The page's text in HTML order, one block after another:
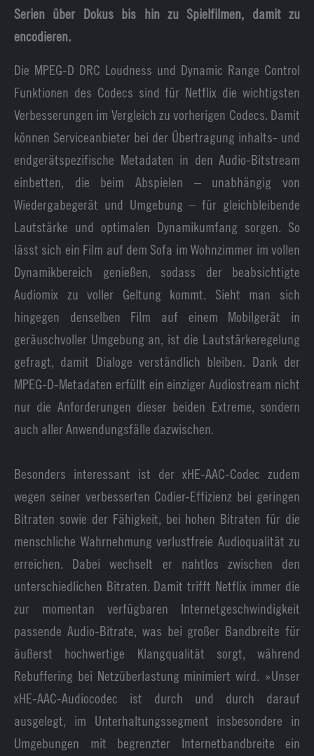
Serien über Dokus bis hin zu Spielfilmen, damit zu
encodieren.
Die MPEG-D DRC Loudness und Dynamic Range Control
Funktionen des Codecs sind für Netflix die wichtigsten
Verbesserungen im Vergleich zu vorherigen Codecs. Damit
können Serviceanbieter bei der Übertragung inhalts- und
endgerätspezifische Metadaten in den Audio-Bitstream
einbetten, die beim Abspielen – unabhängig von
Wiedergabegerät und Umgebung – für gleichbleibende
Lautstärke und optimalen Dynamikumfang sorgen. So
lässt sich ein Film auf dem Sofa im Wohnzimmer im vollen
Dynamikbereich genießen, sodass der beabsichtigte
Audiomix zu voller Geltung kommt. Sieht man sich
hingegen denselben Film auf einem Mobilgerät in
geräuschvoller Umgebung an, ist die Lautstärkeregelung
gefragt, damit Dialoge verständlich bleiben. Dank der
MPEG-D-Metadaten erfüllt ein einziger Audiostream nicht
nur die Anforderungen dieser beiden Extreme, sondern
auch aller Anwendungsfälle dazwischen.
Besonders interessant ist der xHE-AAC-Codec zudem
wegen seiner verbesserten Codier-Effizienz bei geringen
Bitraten sowie der Fähigkeit, bei hohen Bitraten für die
menschliche Wahrnehmung verlustfreie Audioqualität zu
erreichen. Dabei wechselt er nahtlos zwischen den
unterschiedlichen Bitraten. Damit trifft Netflix immer die
zur momentan verfügbaren Internetgeschwindigkeit
passende Audio-Bitrate, was bei großer Bandbreite für
äußerst hochwertige Klangqualität sorgt, während
Rebuffering bei Netzüberlastung minimiert wird. »Unser
xHE-AAC-Audiocodec ist durch und durch darauf
ausgelegt, im Unterhaltungssegment insbesondere in
Umgebungen mit begrenzter Internetbandbreite ein